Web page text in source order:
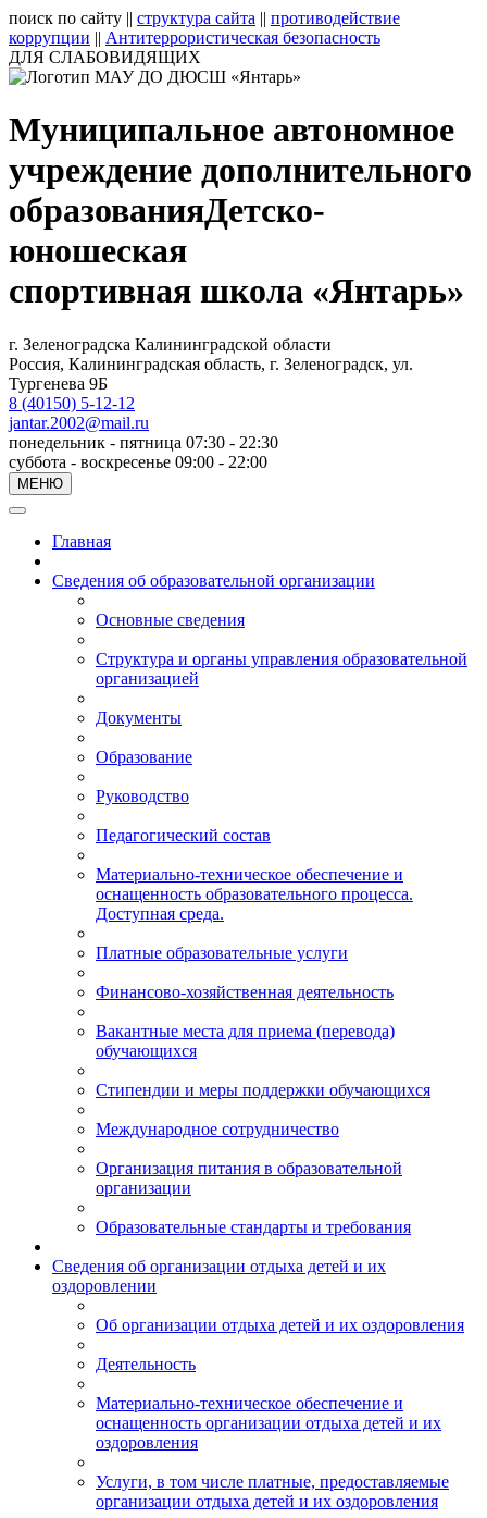
поиск по сайту || структура сайта || противодействие
коррупции || Антитеррористическая безопасность
ДЛЯ СЛАБОВИДЯЩИХ
Муниципальное автономное
учреждение дополнительного
образованияДетско-
юношеская
спортивная школа «Янтарь»
г. Зеленоградска Калининградской области
Россия, Калининградская область, г. Зеленоградск, ул.
Тургенева 9Б
8 (40150) 5-12-12
jantar.2002@mail.ru
понедельник - пятница 07:30 - 22:30
суббота - воскресенье 09:00 - 22:00
МЕНЮ
Главная
Сведения об образовательной организации
Основные сведения
Структура и органы управления образовательной
организацией
Документы
Образование
Руководство
Педагогический состав
Материально-техническое обеспечение и
оснащенность образовательного процесса.
Доступная среда.
Платные образовательные услуги
Финансово-хозяйственная деятельность
Вакантные места для приема (перевода)
обучающихся
Стипендии и меры поддержки обучающихся
Международное сотрудничество
Организация питания в образовательной
организации
Образовательные стандарты и требования
Сведения об организации отдыха детей и их
оздоровлении
Об организации отдыха детей и их оздоровления
Деятельность
Материально-техническое обеспечение и
оснащенность организации отдыха детей и их
оздоровления
Услуги, в том числе платные, предоставляемые
организации отдыха детей и их оздоровления